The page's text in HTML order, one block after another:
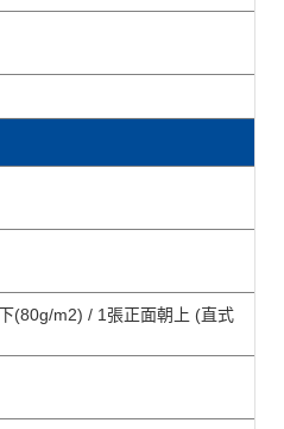
(80g/m2) / 1張正面朝上 (直式